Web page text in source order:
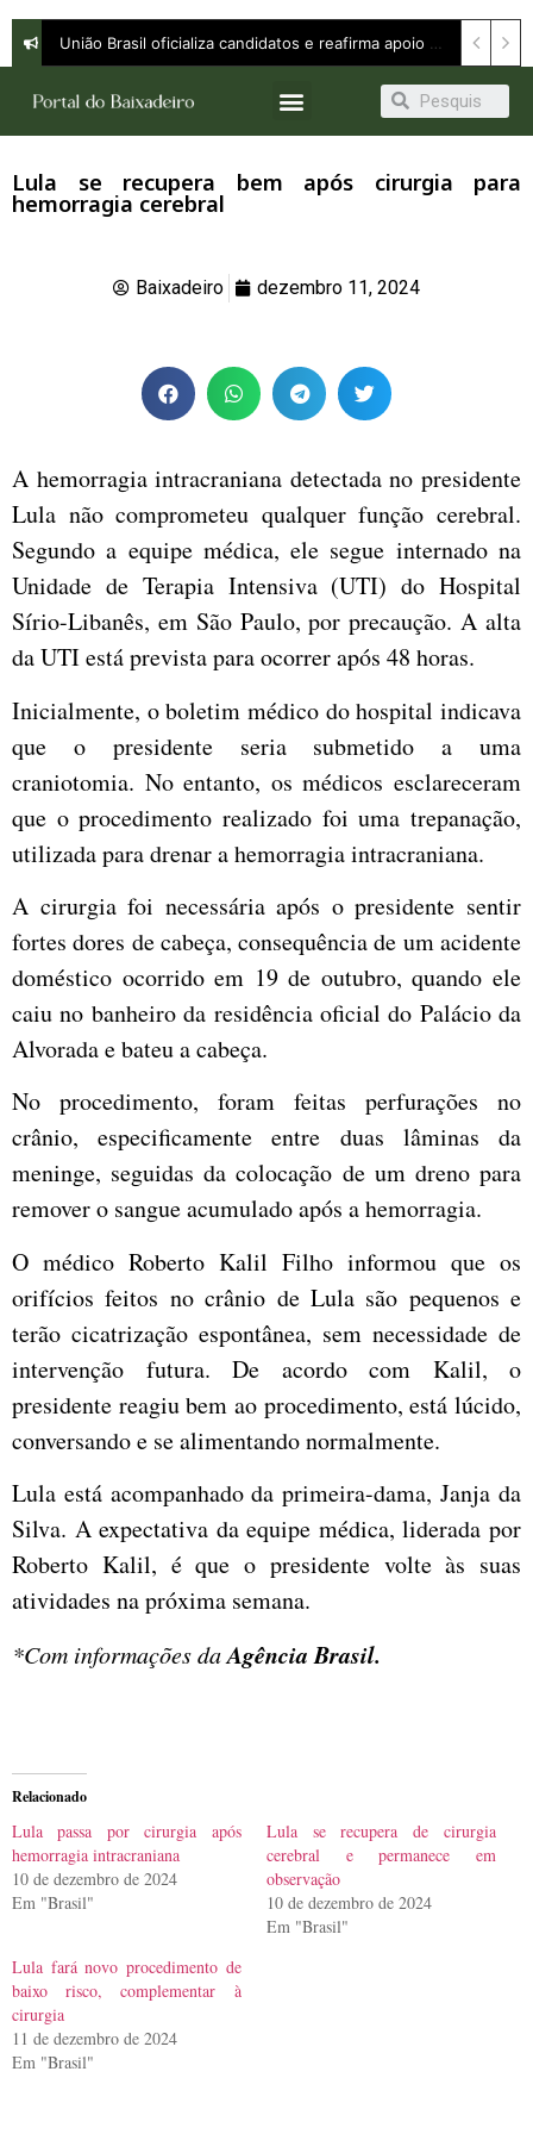
Lula se recupera bem após cirurgia para
hemorragia cerebral
Baixadeiro dezembro 11, 2024
A hemorragia intracraniana detectada no presidente
Lula não comprometeu qualquer função cerebral.
Segundo a equipe médica, ele segue internado na
Unidade de Terapia Intensiva (UTI) do Hospital
Sírio-Libanês, em São Paulo, por precaução. A alta
da UTI está prevista para ocorrer após 48 horas.
Inicialmente, o boletim médico do hospital indicava
que o presidente seria submetido a uma
craniotomia. No entanto, os médicos esclareceram
que o procedimento realizado foi uma trepanação,
utilizada para drenar a hemorragia intracraniana.
A cirurgia foi necessária após o presidente sentir
fortes dores de cabeça, consequência de um acidente
doméstico ocorrido em 19 de outubro, quando ele
caiu no banheiro da residência oficial do Palácio da
Alvorada e bateu a cabeça.
No procedimento, foram feitas perfurações no
crânio, especificamente entre duas lâminas da
meninge, seguidas da colocação de um dreno para
remover o sangue acumulado após a hemorragia.
O médico Roberto Kalil Filho informou que os
orifícios feitos no crânio de Lula são pequenos e
terão cicatrização espontânea, sem necessidade de
intervenção futura. De acordo com Kalil, o
presidente reagiu bem ao procedimento, está lúcido,
conversando e se alimentando normalmente.
Lula está acompanhado da primeira-dama, Janja da
Silva. A expectativa da equipe médica, liderada por
Roberto Kalil, é que o presidente volte às suas
atividades na próxima semana.
*Com informações daAgência Brasil.
Relacionado
Lula passa por cirurgia após
hemorragia intracraniana
10 de dezembro de 2024
Em "Brasil"
Lula se recupera de cirurgia
cerebral e permanece em
observação
10 de dezembro de 2024
Em "Brasil"
Lula fará novo procedimento de
baixo risco, complementar à
cirurgia
11 de dezembro de 2024
Em "Brasil"